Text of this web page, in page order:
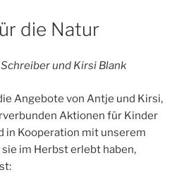
die Natur
und Kirsi Blank
Angebote von Antje und Kirsi,
Aktionen für Kinder
in Kooperation mit unserem
im Herbst erlebt haben,